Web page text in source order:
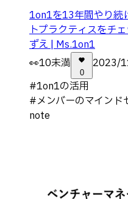
1on1を13年間やり続
トプラクティスをチ
ずえ | Ms.1on1
👀10未満
0
2023/
#1on1の活用
#メンバーのマインド
note